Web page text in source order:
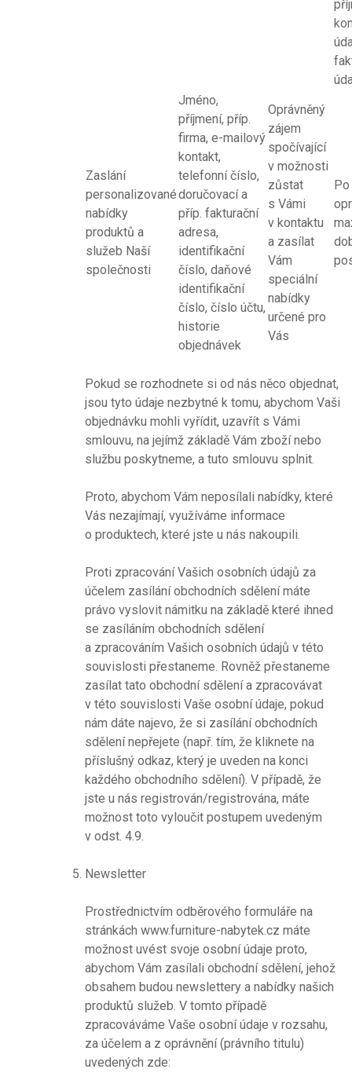
Zaslání
personalizované
nabídky
produktů a
služeb Naší
společnosti
Jméno,
příjmení, příp.
firma, e-mailový
kontakt,
telefonní číslo,
doručovací a
příp. fakturační
adresa,
identifikační
číslo, daňové
identifikační
číslo, číslo účtu,
historie
objednávek
Oprávněný
zájem
spočívající
v možnosti
zůstat
s Vámi
v kontaktu
a zasílat
Vám
speciální
nabídky
určené pro
Vás
Pokud se rozhodnete si od nás něco objednat,
jsou tyto údaje nezbytné k tomu, abychom Vaši
objednávku mohli vyřídit, uzavřít s Vámi
smlouvu, na jejímž základě Vám zboží nebo
službu poskytneme, a tuto smlouvu splnit.
Proto, abychom Vám neposílali nabídky, které
Vás nezajímají, využíváme informace
o produktech, které jste u nás nakoupili.
Proti zpracování Vašich osobních údajů za
účelem zasílání obchodních sdělení máte
právo vyslovit námitku na základě které ihned
se zasíláním obchodních sdělení
a zpracováním Vašich osobních údajů v této
souvislosti přestaneme. Rovněž přestaneme
zasílat tato obchodní sdělení a zpracovávat
v této souvislosti Vaše osobní údaje, pokud
nám dáte najevo, že si zasílání obchodních
sdělení nepřejete (např. tím, že kliknete na
příslušný odkaz, který je uveden na konci
každého obchodního sdělení). V případě, že
jste u nás registrován/registrována, máte
možnost toto vyloučit postupem uvedeným
v odst. 4.9.
Newsletter
Prostřednictvím odběrového formuláře na
stránkách www.furniture-nabytek.cz máte
možnost uvést svoje osobní údaje proto,
abychom Vám zasílali obchodní sdělení, jehož
obsahem budou newslettery a nabídky našich
produktů služeb. V tomto případě
zpracováváme Vaše osobní údaje v rozsahu,
za účelem a z oprávnění (právního titulu)
uvedených zde: